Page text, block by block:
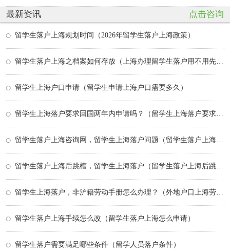
最新资讯 点击咨询
留学生落户上海规划时间（2026年留学生落户上海政策）
留学生上海户口申请（留学生申请上海户口需要多久）
留学生落户上海手续怎么改（留学生落户上海怎么申请）
留学生落户需要满足哪些条件（留学人员落户条件）